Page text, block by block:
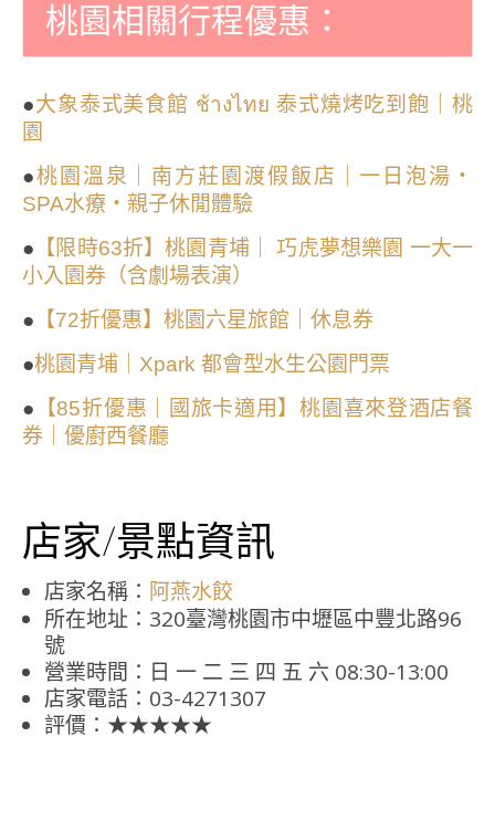
桃園相關行程優惠：
●大象泰式美食館 ช้างไทย 泰式燒烤吃到飽｜桃
園
●桃園溫泉｜南方莊園渡假飯店｜一日泡湯・
SPA水療・親子休閒體驗
● 【限時63折】桃園青埔｜ 巧虎夢想樂園 一大一
小入園券（含劇場表演）
● 【72折優惠】桃園六星旅館｜休息券
●桃園青埔｜Xpark 都會型水生公園門票
● 【85折優惠｜國旅卡適用】桃園喜來登酒店餐
券｜優廚西餐廳
店家/景點資訊
店家名稱： 阿燕水餃
所在地址：320臺灣桃園市中壢區中豐北路96
號
營業時間：日 一 二 三 四 五 六 08:30-13:00
店家電話：03-4271307
評價：★★★★★